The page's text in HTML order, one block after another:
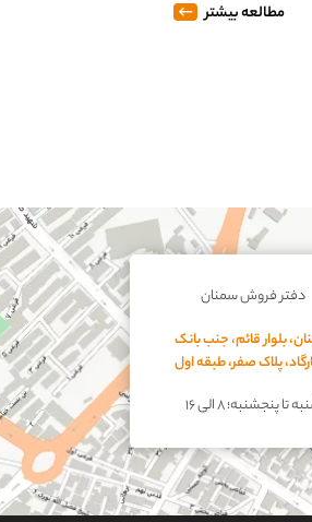
مطالعه بیشتر
قیمت هر تن گچ میکرونیزه صادراتی
سمنان در بازار امروز
قیمت گچ میکرونیزه مانند سایر انواع گچ های
ساختمانی بر اساس مش بندی، سفیدی و
کیفیت تعیین می شود. گچ میکرونیزه سمنان
به دلیل خلوص بالا و سفیدی مطلوب از…